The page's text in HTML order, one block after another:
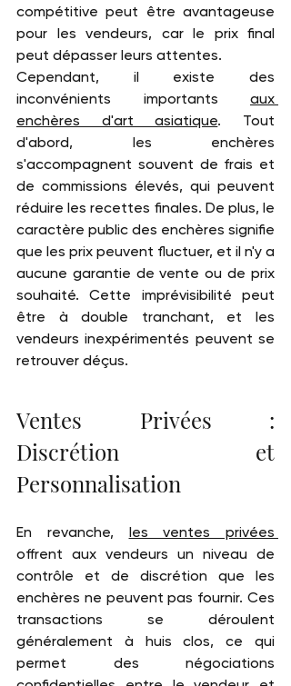
compétitive peut être avantageuse
pour les vendeurs, car le prix final
peut dépasser leurs attentes.
Cependant, il existe des
inconvénients importants aux
enchères d'art asiatique. Tout
d'abord, les enchères
s'accompagnent souvent de frais et
de commissions élevés, qui peuvent
réduire les recettes finales. De plus, le
caractère public des enchères signifie
que les prix peuvent fluctuer, et il n'y a
aucune garantie de vente ou de prix
souhaité. Cette imprévisibilité peut
être à double tranchant, et les
vendeurs inexpérimentés peuvent se
retrouver déçus.
Ventes Privées :
Discrétion et
Personnalisation
En revanche,
offrent aux vendeurs un niveau de
contrôle et de discrétion que les
enchères ne peuvent pas fournir. Ces
transactions se déroulent
généralement à huis clos, ce qui
permet des négociations